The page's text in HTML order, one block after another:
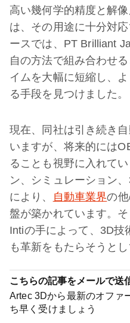
高い幾何学的精度と解
は、その用途に十分対
ースでは、PT Brilliant
自の方法で組み合わせ
イムを大幅に短縮し、
る手段を見つけました。
現在、同社は引き続き
いますが、将来的には
ることも視野に入れて
ン、シミュレーション
により、
自動車業界の
盤が築かれています。
Intiの手によって、3D技
も革新をもたらそうとし
こちらの記事をメールで送
Artec 3Dから最新のオファ
ち早く受けましょう